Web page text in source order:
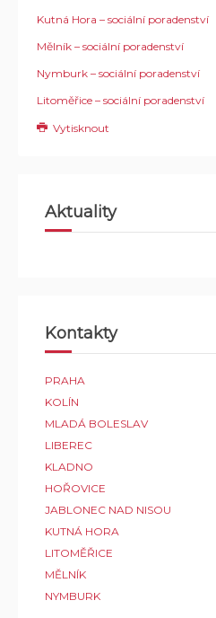
Kutná Hora – sociální poradenství
Mělník – sociální poradenství
Nymburk – sociální poradenství
Litoměřice – sociální poradenství
Vytisknout
Aktuality
Kontakty
PRAHA
KOLÍN
MLADÁ BOLESLAV
LIBEREC
KLADNO
HOŘOVICE
JABLONEC NAD NISOU
KUTNÁ HORA
LITOMĚŘICE
MĚLNÍK
NYMBURK